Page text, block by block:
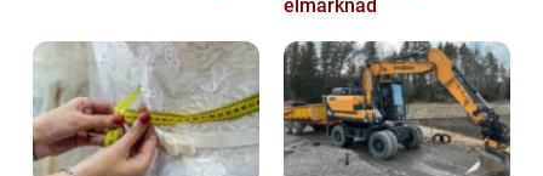
elmarknad